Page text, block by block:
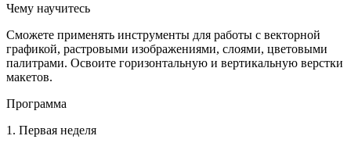
Чему научитесь
Сможете применять инструменты для работы с векторной
графикой, растровыми изображениями, слоями, цветовыми
палитрами. Освоите горизонтальную и вертикальную верстки
макетов.
Программа
1. Первая неделя